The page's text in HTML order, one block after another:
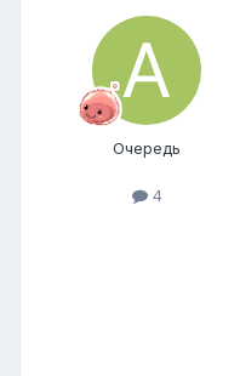
Очередь
4